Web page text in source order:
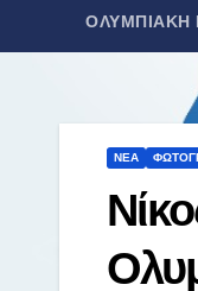
ΟΛΥΜΠΙΑΚΉ
ΝΈΑ